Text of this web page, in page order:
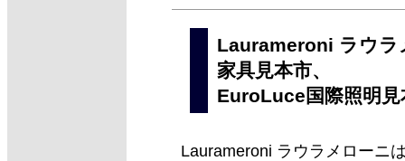
Laurameroni ラウラ
家具見本市、
EuroLuce国際照明
Laurameroni ラウラメローニ